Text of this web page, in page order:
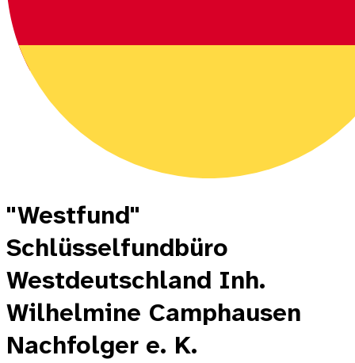
"Westfund"
Schlüsselfundbüro
Westdeutschland Inh.
Wilhelmine Camphausen
Nachfolger e. K.